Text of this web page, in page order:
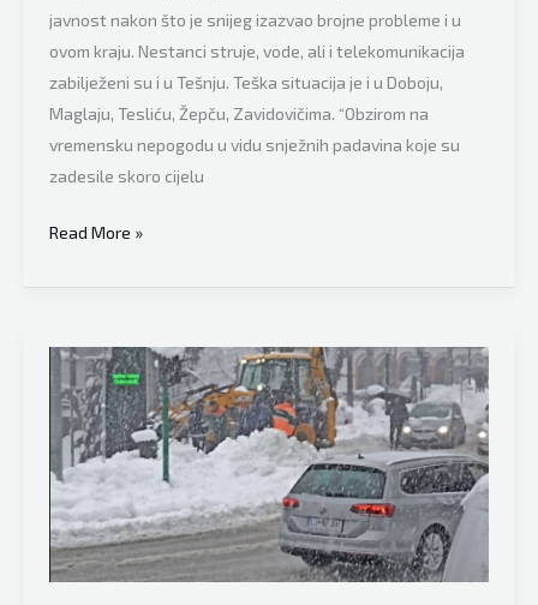
javnost nakon što je snijeg izazvao brojne probleme i u
ovom kraju. Nestanci struje, vode, ali i telekomunikacija
zabilježeni su i u Tešnju. Teška situacija je i u Doboju,
Maglaju, Tesliću, Žepču, Zavidovičima. “Obzirom na
vremensku nepogodu u vidu snježnih padavina koje su
zadesile skoro cijelu
Gotovo
kraj
“u
mraku”,
Opštine
Doboj
Jug
upozoravaju:
“Potrebno
Read More »